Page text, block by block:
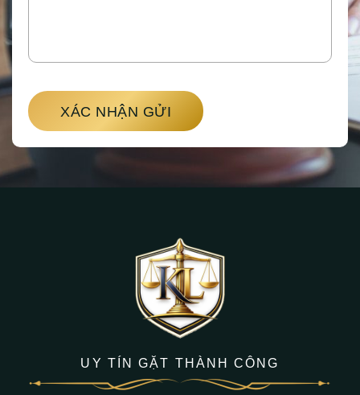
XÁC NHẬN GỬI
UY TÍN GẶT THÀNH CÔNG